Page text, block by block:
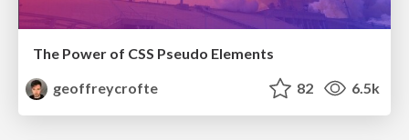
The Power of CSS Pseudo Elements
geoffreycrofte
82 6.5k